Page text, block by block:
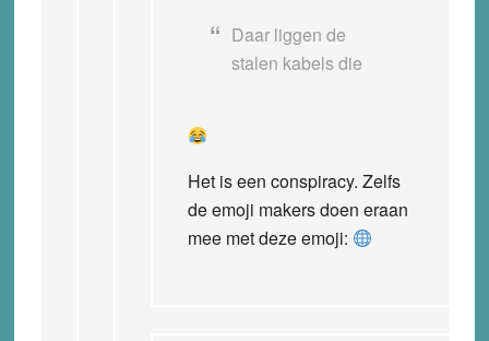
Daar liggen de
stalen kabels die
Het is een conspiracy. Zelfs
de emoji makers doen eraan
mee met deze emoji: